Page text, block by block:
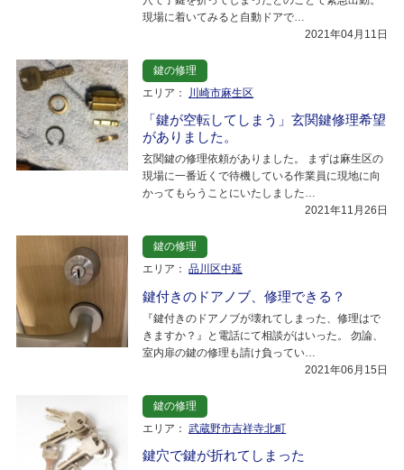
現場に着いてみると自動ドアで…
2021年04月11日
鍵の修理
エリア：
川崎市麻生区
「鍵が空転してしまう」玄関鍵修理希望
がありました。
玄関鍵の修理依頼がありました。 まずは麻生区の
現場に一番近くで待機している作業員に現地に向
かってもらうことにいたしました…
2021年11月26日
鍵の修理
エリア： 品川区中延
鍵付きのドアノブ、修理できる？
『鍵付きのドアノブが壊れてしまった、修理はで
きますか？』と電話にて相談がはいった。 勿論、
室内扉の鍵の修理も請け負ってい…
2021年06月15日
鍵の修理
エリア： 武蔵野市吉祥寺北町
鍵穴で鍵が折れてしまった